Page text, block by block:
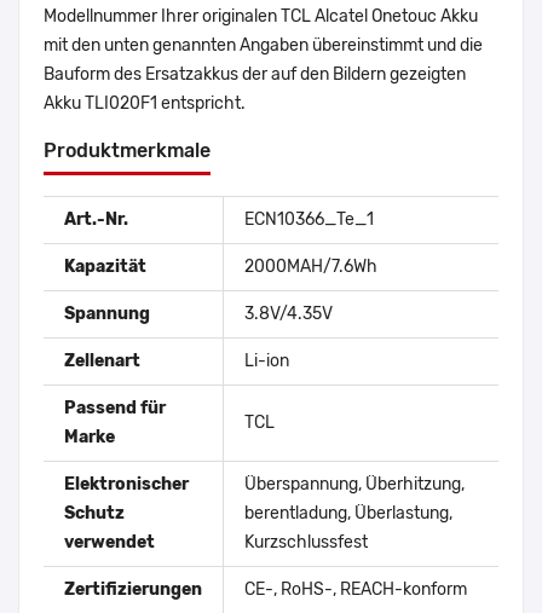
Modellnummer Ihrer originalen TCL Alcatel Onetouc Akku
mit den unten genannten Angaben übereinstimmt und die
Bauform des Ersatzakkus der auf den Bildern gezeigten
Akku TLI020F1 entspricht.
Produktmerkmale
Art.-Nr. ECN10366_Te_1
Kapazität 2000MAH/7.6Wh
Spannung 3.8V/4.35V
Zellenart Li-ion
Passend für
Marke
TCL
Elektronischer
Schutz
verwendet
Überspannung, Überhitzung,
berentladung, Überlastung,
Kurzschlussfest
Zertifizierungen
CE-, RoHS-, REACH-konform